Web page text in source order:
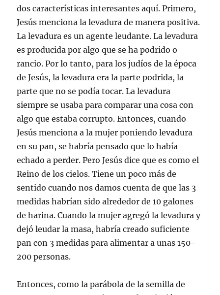
dos características interesantes aquí. Primero,
Jesús menciona la levadura de manera positiva.
La levadura es un agente leudante. La levadura
es producida por algo que se ha podrido o
rancio. Por lo tanto, para los judíos de la época
de Jesús, la levadura era la parte podrida, la
parte que no se podía tocar. La levadura
siempre se usaba para comparar una cosa con
algo que estaba corrupto. Entonces, cuando
Jesús menciona a la mujer poniendo levadura
en su pan, se habría pensado que lo había
echado a perder. Pero Jesús dice que es como el
Reino de los cielos. Tiene un poco más de
sentido cuando nos damos cuenta de que las 3
medidas habrían sido alrededor de 10 galones
de harina. Cuando la mujer agregó la levadura y
dejó leudar la masa, habría creado suficiente
pan con 3 medidas para alimentar a unas 150-
200 personas.
Entonces, como la parábola de la semilla de